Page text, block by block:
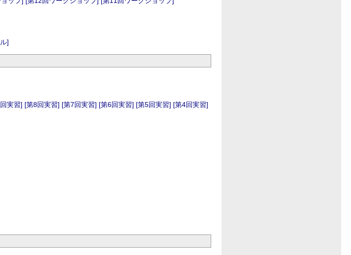
]
実習] [第8回実習] [第7回実習] [第6回実習] [第5回実習] [第4回実習]